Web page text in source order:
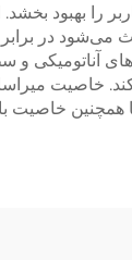
را
می‌شود در
خاصیت
خاصیت